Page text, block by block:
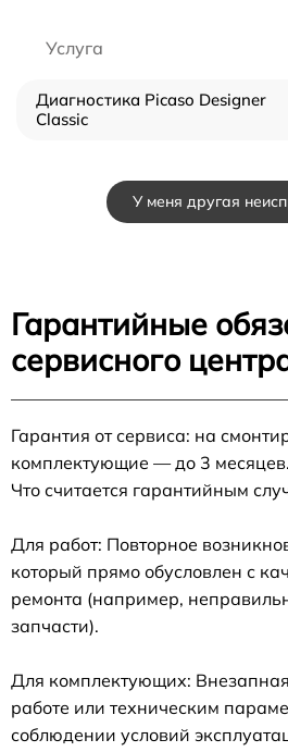
Услуга
Диагностика Picaso Designer
Classic
У меня другая
Гарантийные
сервисного
Гарантия от сервиса: на
комплектующие — до 3 месяцев.
Что считается гарантийным
Для работ: Повторное
который прямо обусловлен с
ремонта (например,
запчасти).
Для комплектующих:
работе или техническим
соблюдении условий